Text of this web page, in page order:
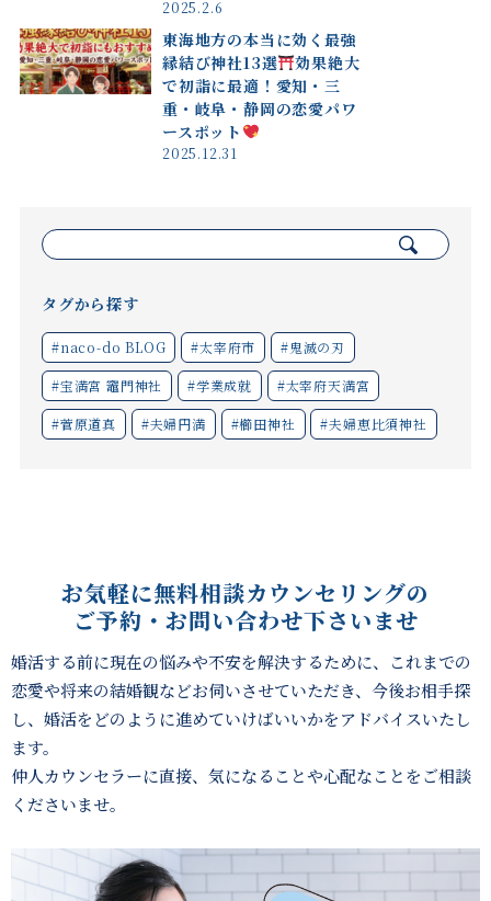
2025.2.6
東海地方の本当に効く最強
縁結び神社13選
効果絶大
で初詣に最適！愛知・三
重・岐阜・静岡の恋愛パワ
ースポット
2025.12.31
索:
タグから探す
#naco-do BLOG #太宰府市 #鬼滅の刃
#宝満宮 竈門神社 #学業成就 #太宰府天満宮
#菅原道真 #夫婦円満 #櫛田神社 #夫婦恵比須神社
お気軽に無料相談カウンセリングの
ご予約・お問い合わせ下さいませ
婚活する前に現在の悩みや不安を解決するために、これまでの
恋愛や将来の結婚観などお伺いさせていただき、 今後お相手探
し、婚活をどのように進めていけばいいかをアドバイスいたし
ます。
仲人カウンセラーに直接、気になることや心配なことをご相談
くださいませ。